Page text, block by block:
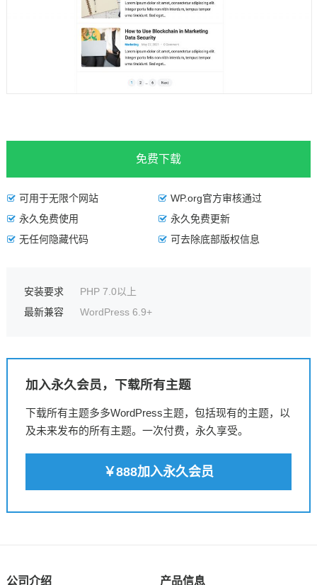
免费下载
可用于无限个网站
WP.org官方审核通过
永久免费使用
永久免费更新
无任何隐藏代码
可去除底部版权信息
安装要求
PHP 7.0以上
最新兼容
WordPress 6.9+
加入永久会员，下载所有主题
下载所有主题多多WordPress主题，包括现有的主题，以
及未来发布的所有主题。一次付费，永久享受。
￥888加入永久会员
公司介绍 产品信息